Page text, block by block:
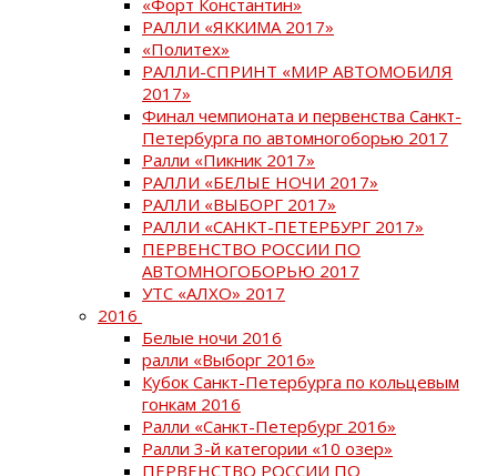
РАЛЛИ «ЯККИМА 2017»
«Политех»
РАЛЛИ-СПРИНТ «МИР АВТОМОБИЛЯ
2017»
Финал чемпионата и первенства Санкт-
Петербурга по автомногоборью 2017
Ралли «Пикник 2017»
РАЛЛИ «БЕЛЫЕ НОЧИ 2017»
РАЛЛИ «ВЫБОРГ 2017»
РАЛЛИ «САНКТ-ПЕТЕРБУРГ 2017»
ПЕРВЕНСТВО РОССИИ ПО
АВТОМНОГОБОРЬЮ 2017
УТС «АЛХО» 2017
2016
Белые ночи 2016
ралли «Выборг 2016»
Кубок Санкт-Петербурга по кольцевым
гонкам 2016
Ралли «Санкт-Петербург 2016»
Ралли 3-й категории «10 озер»
ПЕРВЕНСТВО РОССИИ ПО